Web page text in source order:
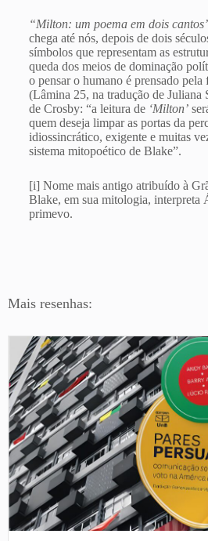
“Milton: um poema em dois
chega até nós, depois de dois
símbolos que representam as
queda dos meios de dominação
o pensar o humano é prensado pela
(Lâmina 25, na tradução de Juliana
de Crosby: “a leitura de ‘Milton’
quem deseja limpar as portas da
idiossincrático, exigente e muitas
sistema mitopoético de Blake”.
[i] Nome mais antigo atribuído à
Blake, em sua mitologia, interpreta
primevo.
Mais resenhas: